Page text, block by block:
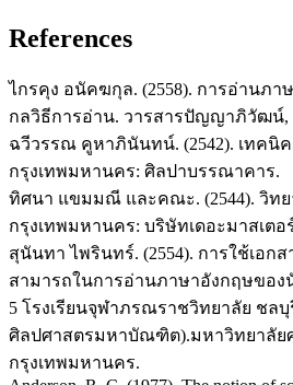
References
ไกรคุง อนัคฆกุล. (2558). การอ่านภา
กลวิธีการอ่าน. วารสารปัญญาภิวัฒน์,
ฉวีวรรณ คูหาภินันทน์. (2542). เทคนิ
กรุงเทพมหานคร: ศิลปาบรรณาคาร.
ทิศนา แขมมณี และคณะ. (2544). วิท
กรุงเทพมหานคร: บริษัทเดอะมาสเตอ
สุนันทา ไพรินทร์. (2554). การใช้เอก
สามารถในการอ่านภาษาอังกฤษขอ
5 โรงเรียนจุฬาภรณราชวิทยาลัย ช
ศิลปศาสตรมหาบัณฑิต).มหาวิทยาลัย
กรุงเทพมหานคร.